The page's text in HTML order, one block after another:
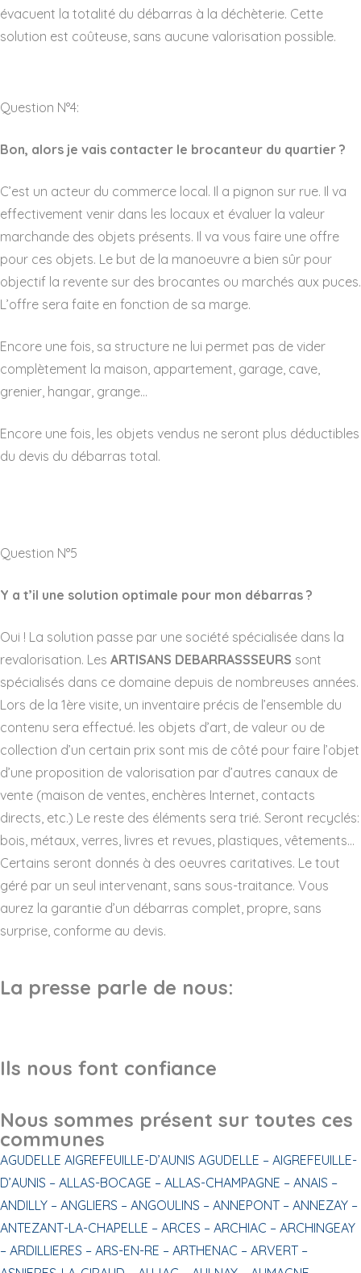
évacuent la totalité du débarras à la déchèterie. Cette
solution est coûteuse, sans aucune valorisation possible.
Question N°4:
Bon, alors je vais contacter le brocanteur du quartier ?
C’est un acteur du commerce local. Il a pignon sur rue. Il va
effectivement venir dans les locaux et évaluer la valeur
marchande des objets présents. Il va vous faire une offre
pour ces objets. Le but de la manoeuvre a bien sûr pour
objectif la revente sur des brocantes ou marchés aux puces.
L’offre sera faite en fonction de sa marge.
Encore une fois, sa structure ne lui permet pas de vider
complètement la maison, appartement, garage, cave,
grenier, hangar, grange…
Encore une fois, les objets vendus ne seront plus déductibles
du devis du débarras total.
Question N°5
Y a t’il une solution optimale pour mon débarras ?
Oui ! La solution passe par une société spécialisée dans la
revalorisation. Les ARTISANS DEBARRASSSEURS sont
spécialisés dans ce domaine depuis de nombreuses années.
Lors de la 1ère visite, un inventaire précis de l’ensemble du
contenu sera effectué. les objets d’art, de valeur ou de
collection d’un certain prix sont mis de côté pour faire l’objet
d’une proposition de valorisation par d’autres canaux de
vente (maison de ventes, enchères Internet, contacts
directs, etc.) Le reste des éléments sera trié. Seront recyclés:
bois, métaux, verres, livres et revues, plastiques, vêtements…
Certains seront donnés à des oeuvres caritatives. Le tout
géré par un seul intervenant, sans sous-traitance. Vous
aurez la garantie d’un débarras complet, propre, sans
surprise, conforme au devis.
La presse parle de nous:
Ils nous font confiance
Nous sommes présent sur toutes ces
communes
AGUDELLE AIGREFEUILLE-D’AUNIS AGUDELLE – AIGREFEUILLE-
D’AUNIS – ALLAS-BOCAGE – ALLAS-CHAMPAGNE – ANAIS –
ANDILLY – ANGLIERS – ANGOULINS – ANNEPONT – ANNEZAY –
ANTEZANT-LA-CHAPELLE – ARCES – ARCHIAC – ARCHINGEAY
– ARDILLIERES – ARS-EN-RE – ARTHENAC – ARVERT –